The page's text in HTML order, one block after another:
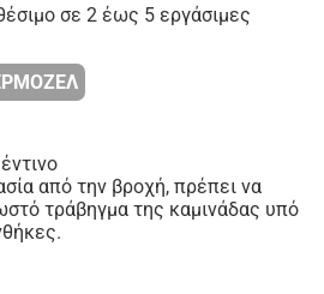
σε 2 έως 5 εργάσιμες
από την βροχή, πρέπει να
τράβηγμα της καμινάδας υπό